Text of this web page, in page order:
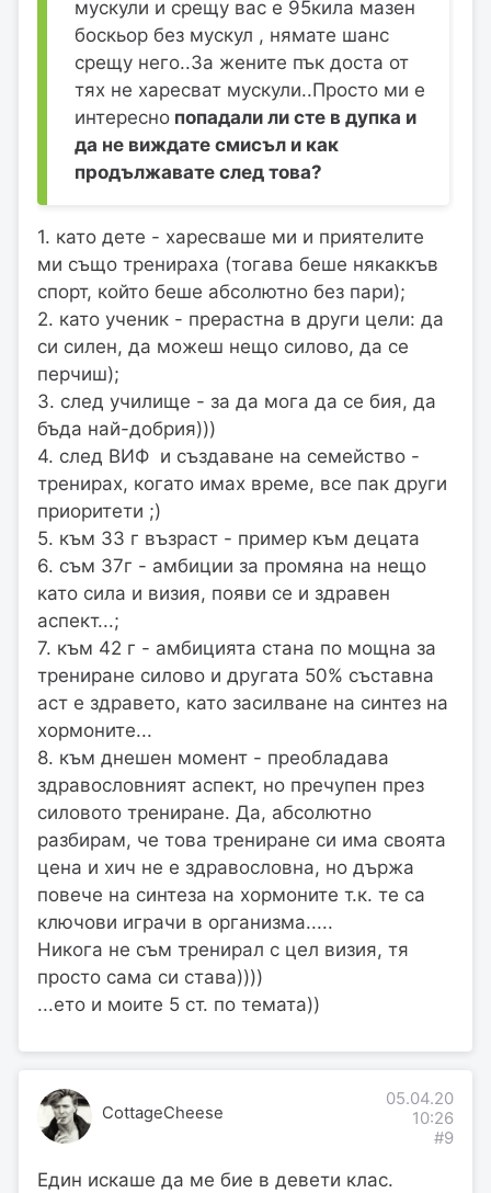
мускули и срещу вас е 95кила мазен
боскьор без мускул , нямате шанс
срещу него..За жените пък доста от
тях не харесват мускули..Просто ми е
интересно попадали ли сте в дупка и
да не виждате смисъл и как
продължавате след това?
1. като дете - харесваше ми и приятелите
ми също тренираха (тогава беше някаккъв
спорт, който беше абсолютно без пари);
2. като ученик - прерастна в други цели: да
си силен, да можеш нещо силово, да се
перчиш);
3. след училище - за да мога да се бия, да
бъда най-добрия)))
4. след ВИФ и създаване на семейство -
тренирах, когато имах време, все пак други
приоритети ;)
5. към 33 г възраст - пример към децата
6. съм 37г - амбиции за промяна на нещо
като сила и визия, появи се и здравен
аспект...;
7. към 42 г - амбицията стана по мощна за
трениране силово и другата 50% съставна
аст е здравето, като засилване на синтез на
хормоните...
8. към днешен момент - преобладава
здравословният аспект, но пречупен през
силовото трениране. Да, абсолютно
разбирам, че това трениране си има своята
цена и хич не е здравословна, но държа
повече на синтеза на хормоните т.к. те са
ключови играчи в организма.....
Никога не съм тренирал с цел визия, тя
просто сама си става))))
...ето и моите 5 ст. по темата))
CottageCheese
05.04.20
10:26
#9
Eдин искаше да ме бие в девети клас.